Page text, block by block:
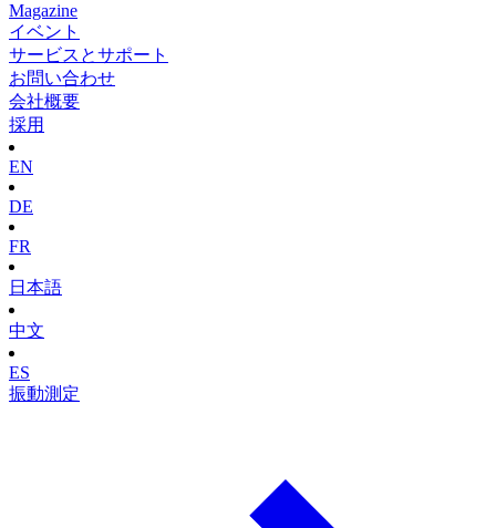
Magazine
イベント
サービスとサポート
お問い合わせ
会社概要
採用
EN
DE
FR
日本語
中文
ES
振動測定